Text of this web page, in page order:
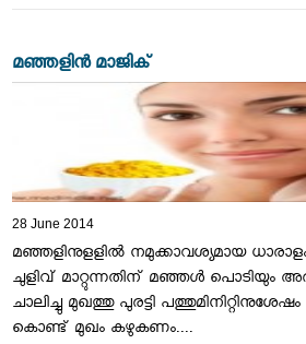
മഞ്ഞളിന്‍ മാജിക്‌
28 June 2014
മഞ്ഞളിനുളളില്‍ നമുക്കാവശ്യമായ
ചുളിവ്‌ മാറ്റുന്നതിന്‌ മഞ്ഞള്‍ പൊടിയും
ചാലിച്ചു മുഖത്തു പുരട്ടി
കൊണ്ട്‌ മുഖം കഴുകണം....